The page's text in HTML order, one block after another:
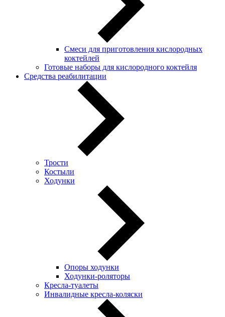
Смеси для приготовления кислородных
коктейлей
Готовые наборы для кислородного коктейля
Средства реабилитации
Трости
Костыли
Ходунки
Опоры ходунки
Ходунки-роляторы
Кресла-туалеты
Инвалидные кресла-коляски